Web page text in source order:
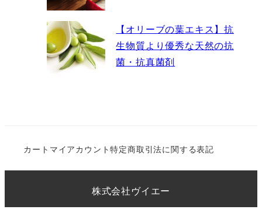
【オリーブの葉エキス】抗
生物質より優秀な天然の抗
菌・抗真菌剤
カート マイアカウント特定商取引法に関する表記
株式会社ヴイエー